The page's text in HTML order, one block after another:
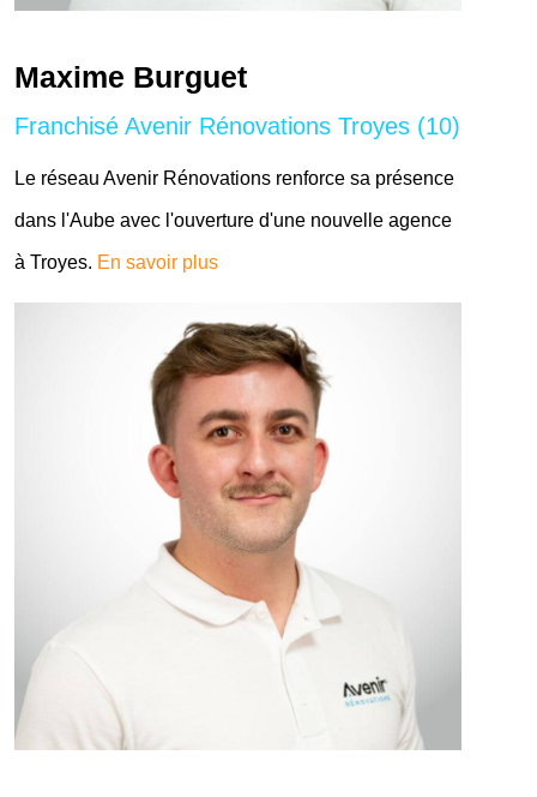
Maxime Burguet
Franchisé Avenir Rénovations Troyes (10)
Le réseau Avenir Rénovations renforce sa présence
dans l'Aube avec l'ouverture d'une nouvelle agence
à Troyes. En savoir plus